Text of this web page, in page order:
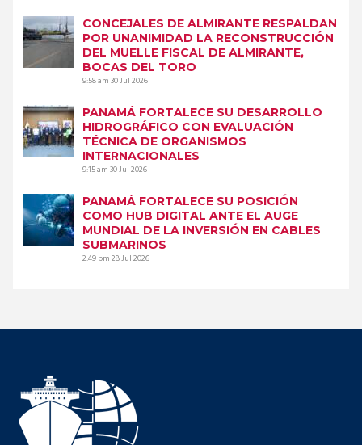
CONCEJALES DE ALMIRANTE RESPALDAN
POR UNANIMIDAD LA RECONSTRUCCIÓN
DEL MUELLE FISCAL DE ALMIRANTE,
BOCAS DEL TORO
9:58 am30 Jul 2026
PANAMÁ FORTALECE SU DESARROLLO
HIDROGRÁFICO CON EVALUACIÓN
TÉCNICA DE ORGANISMOS
INTERNACIONALES
9:15 am30 Jul 2026
PANAMÁ FORTALECE SU POSICIÓN
COMO HUB DIGITAL ANTE EL AUGE
MUNDIAL DE LA INVERSIÓN EN CABLES
SUBMARINOS
2:49 pm28 Jul 2026